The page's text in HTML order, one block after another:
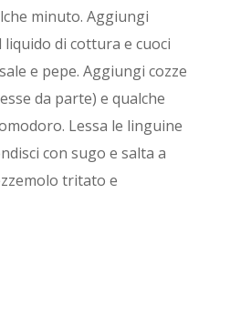
minuto. Aggiungi
di cottura e cuoci
e pepe. Aggiungi cozze
da parte) e qualche
Lessa le linguine
con sugo e salta a
tritato e